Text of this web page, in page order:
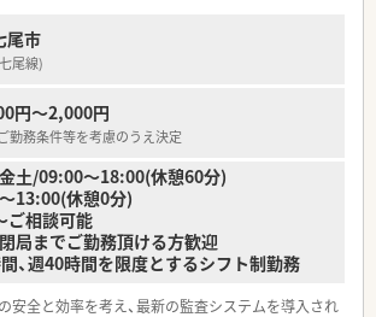
修制度、人事制度、評価制度、キャリア支援制度等
徴です
尾市
尾線)
円～2,000円
勤務条件等を考慮のうえ決定
土/09:00～18:00(休憩60分)
13:00(休憩0分)
ご相談可能
局までご勤務頂ける方歓迎
、週40時間を限度とするシフト制勤務
安全と効率を考え、最新の監査システムを導入され